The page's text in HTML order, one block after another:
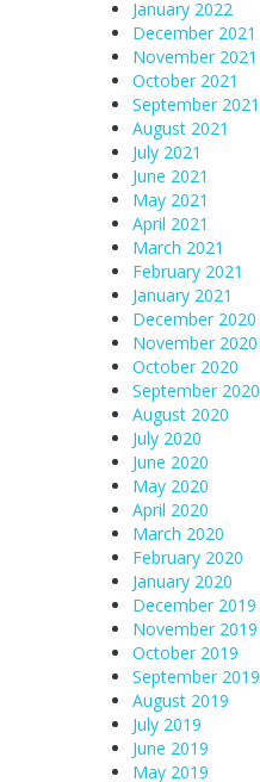
January 2022
December 2021
November 2021
October 2021
September 2021
August 2021
July 2021
June 2021
May 2021
April 2021
March 2021
February 2021
January 2021
December 2020
November 2020
October 2020
September 2020
August 2020
July 2020
June 2020
May 2020
April 2020
March 2020
February 2020
January 2020
December 2019
November 2019
October 2019
September 2019
August 2019
July 2019
June 2019
May 2019